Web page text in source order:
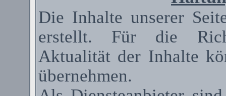
Die Inhalte unserer
erstellt. Für die
Aktualität der Inhalte
übernehmen.